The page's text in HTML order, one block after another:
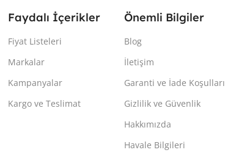
Faydalı İçerikler
Fiyat Listeleri
Markalar
Kampanyalar
Kargo ve Teslimat
Önemli Bilgiler
Blog
İletişim
Garanti ve İade Koşulları
Gizlilik ve Güvenlik
Hakkımızda
Havale Bilgileri